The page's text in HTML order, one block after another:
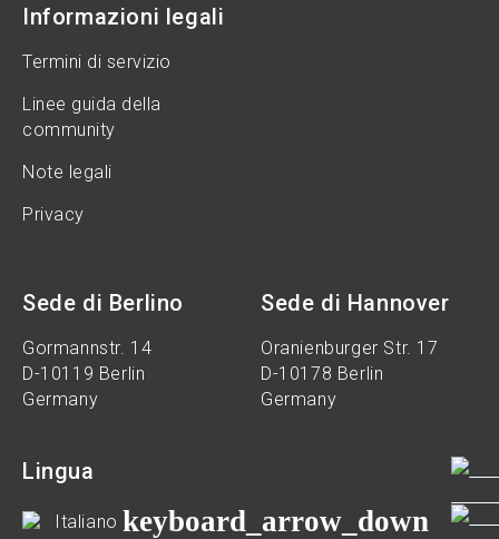
Informazioni legali
Termini di servizio
Linee guida della
community
Note legali
Privacy
Sede di Berlino
Gormannstr. 14
D-10119 Berlin
Germany
Sede di Hannover
Oranienburger Str. 17
D-10178 Berlin
Germany
Lingua
Italiano keyboard_arrow_down